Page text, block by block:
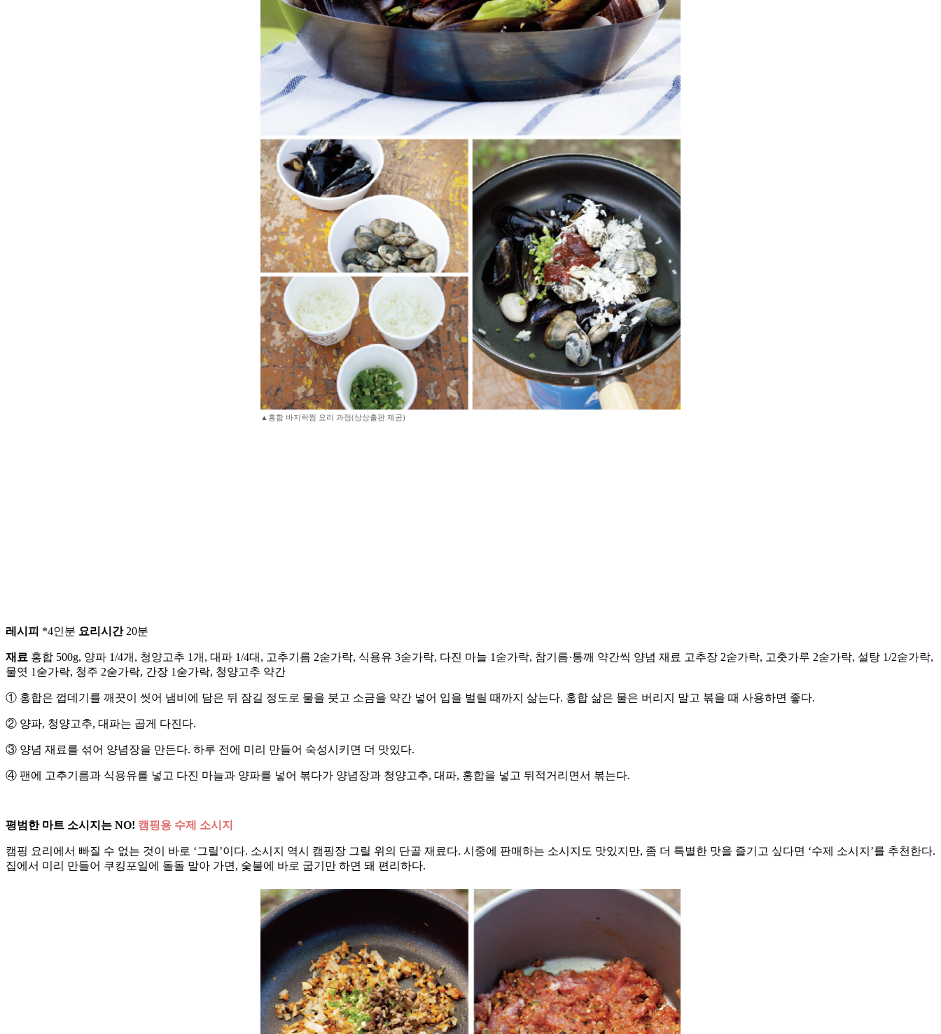
▲홍합 바지락찜 요리 과정(상상출판 제공)
레시피 *4인분 요리시간20분
재료 홍합 500g, 양파 1/4개, 청양고추 1개, 대파 1/4대, 고추기름 2숟가락, 식용유 3숟가락, 다진 마늘 1숟가락, 참기름·통깨 약간씩 양념 재료 고추장 2숟가락, 고춧가루 2숟가락, 설탕 1/2숟가락,
물엿 1숟가락, 청주 2숟가락, 간장 1숟가락, 청양고추 약간
① 홍합은 껍데기를 깨끗이 씻어 냄비에 담은 뒤 잠길 정도로 물을 붓고 소금을 약간 넣어 입을 벌릴 때까지 삶는다. 홍합 삶은 물은 버리지 말고 볶을 때 사용하면 좋다.
② 양파, 청양고추, 대파는 곱게 다진다.
③ 양념 재료를 섞어 양념장을 만든다. 하루 전에 미리 만들어 숙성시키면 더 맛있다.
④ 팬에 고추기름과 식용유를 넣고 다진 마늘과 양파를 넣어 볶다가 양념장과 청양고추, 대파, 홍합을 넣고 뒤적거리면서 볶는다.
평범한 마트 소시지는 NO! 캠핑용 수제 소시지
캠핑 요리에서 빠질 수 없는 것이 바로 ‘그릴’이다. 소시지 역시 캠핑장 그릴 위의 단골 재료다. 시중에 판매하는 소시지도 맛있지만, 좀 더 특별한 맛을 즐기고 싶다면 ‘수제 소시지’를 추천한다.
집에서 미리 만들어 쿠킹포일에 돌돌 말아 가면, 숯불에 바로 굽기만 하면 돼 편리하다.